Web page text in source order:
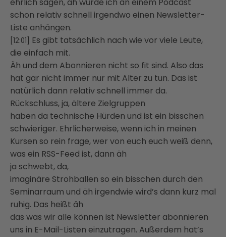
ehrlich sagen, äh würde ich an einem Podcast
schon relativ schnell irgendwo einen Newsletter-
Liste anhängen.
[12:01]
Es gibt tatsächlich nach wie vor viele Leute,
die einfach mit.
Äh und dem Abonnieren nicht so fit sind. Also das
hat gar nicht immer nur mit Alter zu tun. Das ist
natürlich dann relativ schnell immer da.
Rückschluss, ja, ältere Zielgruppen
haben da technische Hürden und ist ein bisschen
schwieriger. Ehrlicherweise, wenn ich in meinen
Kursen so rein frage, wer von euch euch weiß denn,
was ein RSS-Feed ist, dann äh
ja schwebt, da,
imaginäre Strohballen so ein bisschen durch den
Seminarraum und äh irgendwie wird’s dann kurz mal
ruhig. Das heißt äh
das was wir alle können ist Newsletter abonnieren
uns in E-Mail-Listen einzutragen. Außerdem hat’s